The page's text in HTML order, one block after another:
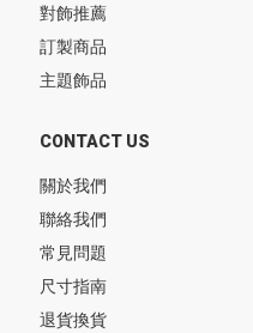
對飾推薦
訂製商品
主題飾品
CONTACT US
關於我們
聯絡我們
常見問題
尺寸指南
退貨換貨